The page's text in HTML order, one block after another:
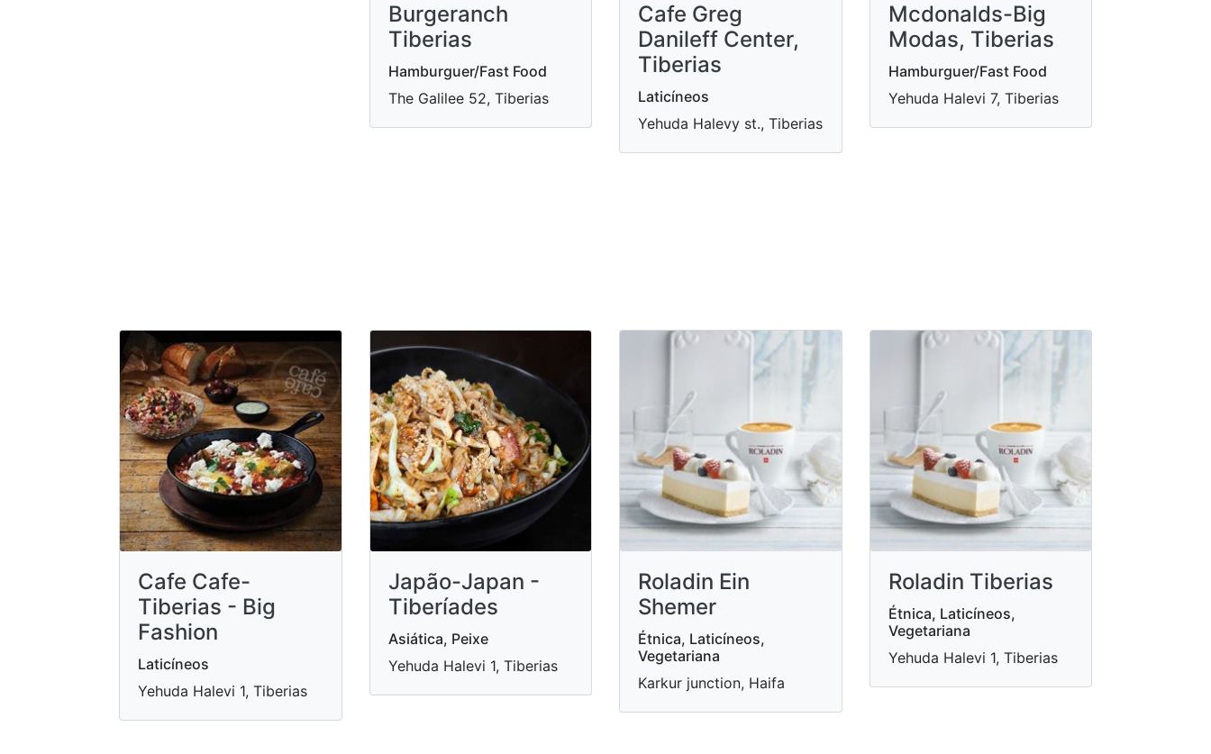
Burgeranch
Tiberias
Hamburguer/Fast Food
The Galilee 52, Tiberias
Cafe Greg
Danileff Center,
Tiberias
Laticíneos
Yehuda Halevy st., Tiberias
Mcdonalds-Big
Modas, Tiberias
Hamburguer/Fast Food
Yehuda Halevi 7, Tiberias
Cafe Cafe-
Tiberias - Big
Fashion
Laticíneos
Yehuda Halevi 1, Tiberias
Japão-Japan -
Tiberíades
Asiática, Peixe
Yehuda Halevi 1, Tiberias
Roladin Ein
Shemer
Étnica, Laticíneos,
Vegetariana
Karkur junction, Haifa
Roladin Tiberias
Étnica, Laticíneos,
Vegetariana
Yehuda Halevi 1, Tiberias